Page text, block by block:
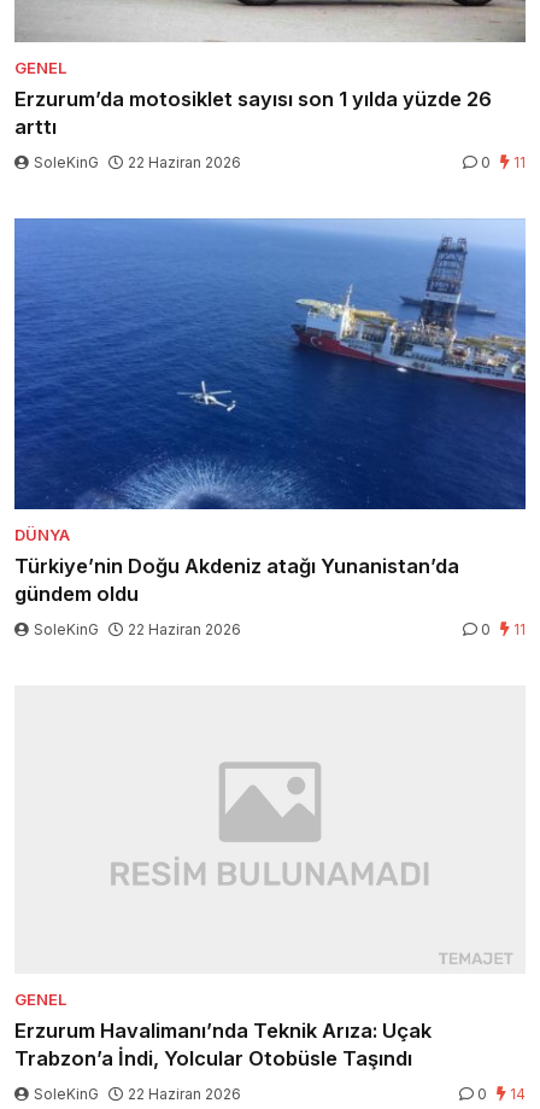
GENEL
Erzurum’da motosiklet sayısı son 1 yılda yüzde 26
arttı
SoleKinG 22 Haziran 2026 0 11
DÜNYA
Türkiye’nin Doğu Akdeniz atağı Yunanistan’da
gündem oldu
SoleKinG 22 Haziran 2026 0 11
GENEL
Erzurum Havalimanı’nda Teknik Arıza: Uçak
Trabzon’a İndi, Yolcular Otobüsle Taşındı
SoleKinG 22 Haziran 2026 0 14